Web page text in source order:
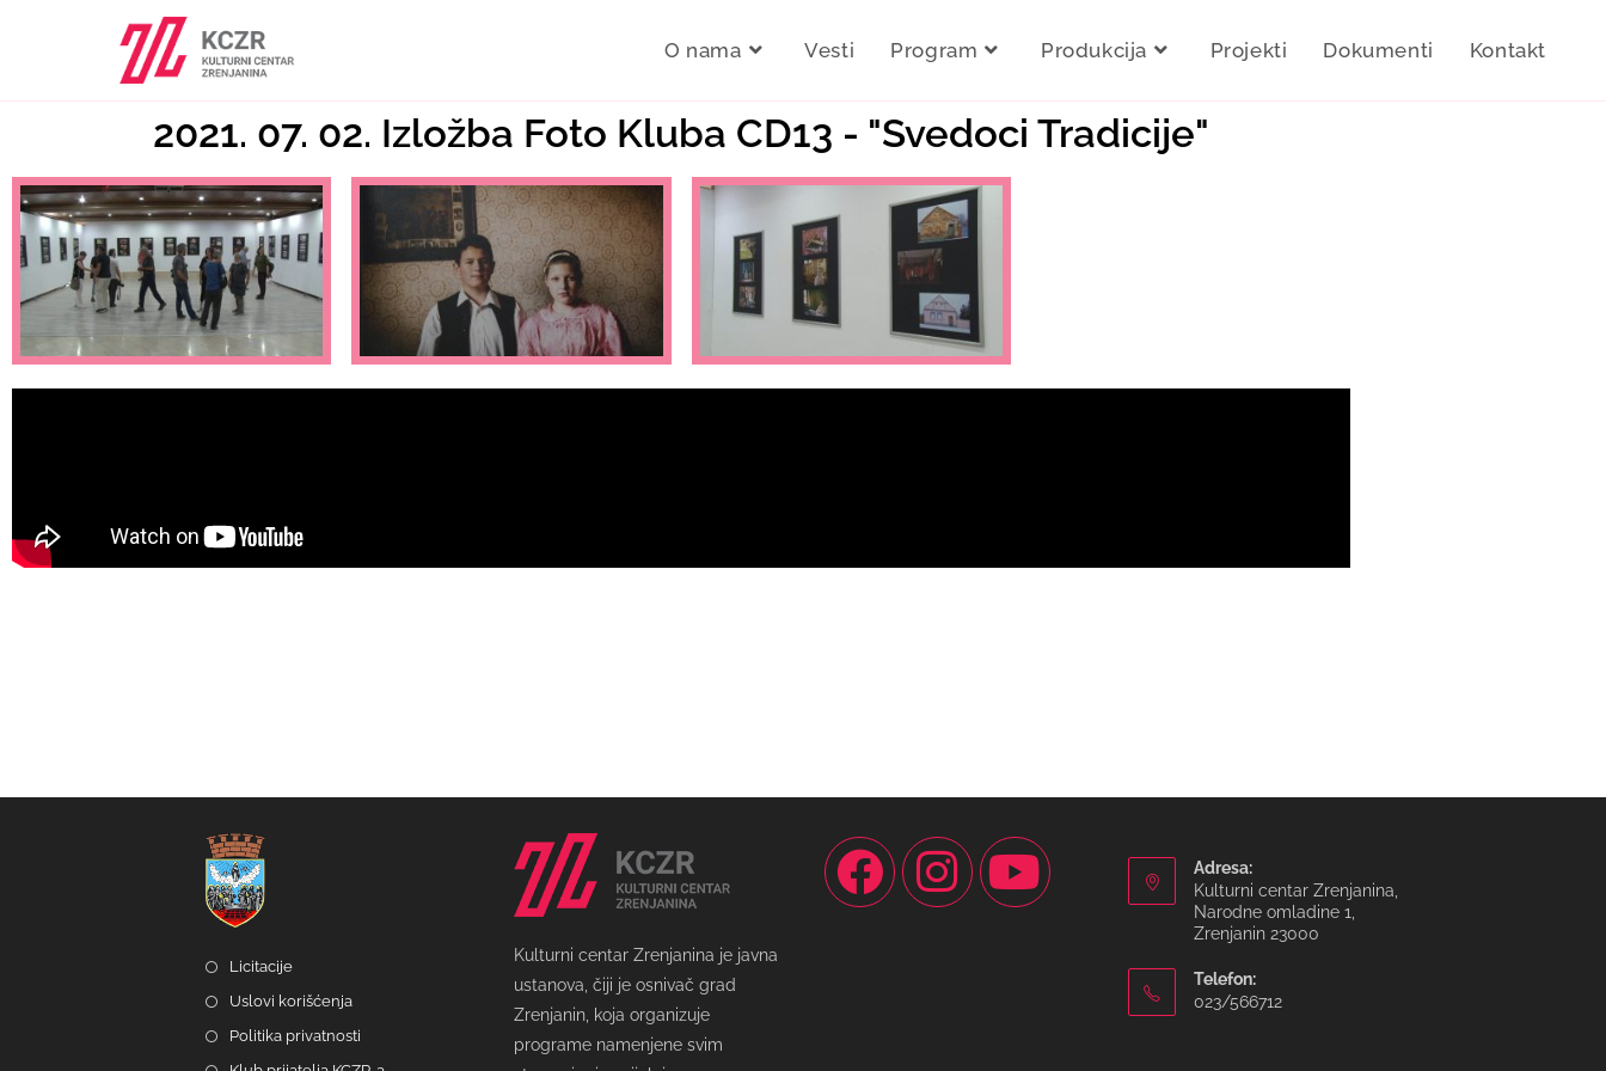
O nama Vesti Program Produkcija Projekti Dokumenti Kontakt
2021. 07. 02. Izložba Foto Kluba CD13 - "Svedoci Tradicije"
Licitacije
Uslovi korišćenja
Politika privatnosti
Kulturni centar Zrenjanina je javna
ustanova, čiji je osnivač grad
Zrenjanin, koja organizuje
programe namenjene svim
Adresa:
Kulturni centar Zrenjanina,
Narodne omladine 1,
Zrenjanin 23000
Telefon:
023/566712